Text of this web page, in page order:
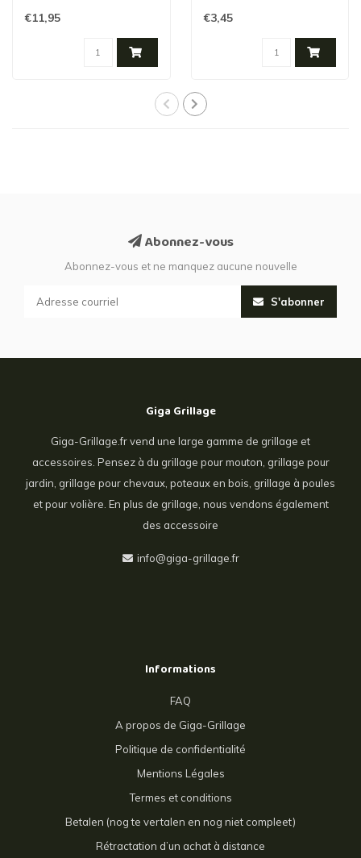
inoxydable
€11,95 €3,45
Abonnez-vous
Abonnez-vous et ne manquez aucune nouvelle
S'abonner
Giga Grillage
Giga-Grillage.fr vend une large gamme de grillage et
accessoires. Pensez à du grillage pour mouton, grillage pour
jardin, grillage pour chevaux, poteaux en bois, grillage à poules
et pour volière. En plus de grillage, nous vendons également
des accessoire
info@giga-grillage.fr
Informations
FAQ
A propos de Giga-Grillage
Politique de confidentialité
Mentions Légales
Termes et conditions
Betalen (nog te vertalen en nog niet compleet)
Rétractation d’un achat à distance